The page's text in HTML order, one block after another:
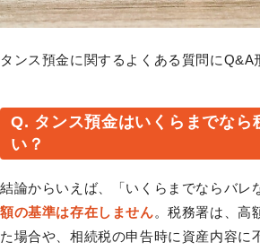
タンス預金に関するよくある質問にQ&A
Q. タンス預金はいくらまでなら
い？
結論からいえば、「いくらまでならバレ
額の基準は存在しません。税務署は、高
た場合や、相続税の申告時に資産内容に